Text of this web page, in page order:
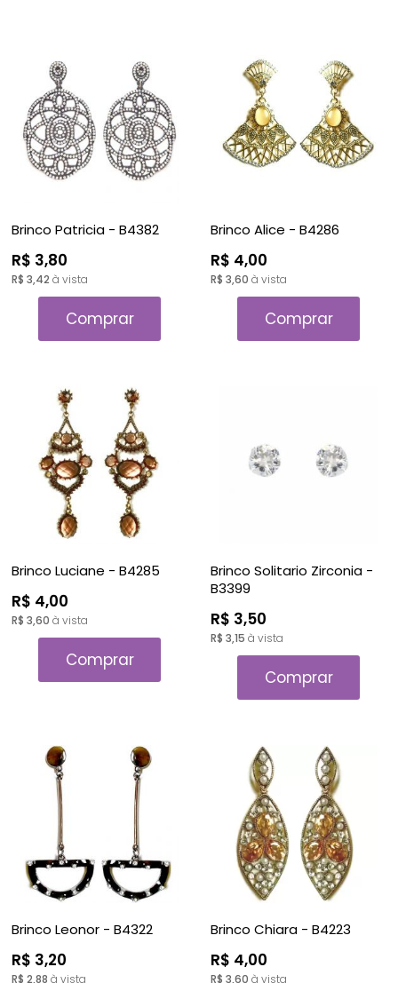
Brinco Patricia - B4382
R$ 3,80
R$ 3,42 à vista
Comprar
Brinco Alice - B4286
R$ 4,00
R$ 3,60 à vista
Comprar
Brinco Luciane - B4285
R$ 4,00
R$ 3,60 à vista
Comprar
Brinco Solitario Zirconia -
B3399
R$ 3,50
R$ 3,15 à vista
Comprar
Brinco Leonor - B4322
R$ 3,20
R$ 2,88 à vista
Brinco Chiara - B4223
R$ 4,00
R$ 3,60 à vista